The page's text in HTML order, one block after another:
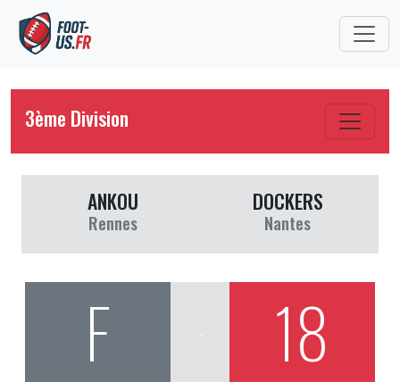
3ème Division
ANKOU
Rennes
DOCKERS
Nantes
F 18